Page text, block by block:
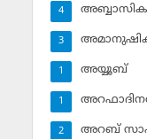
4
3
അയ്യൂബ്‌
1
1
അറബ്
2